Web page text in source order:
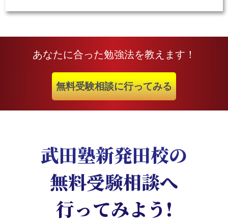
あなたに合った勉強法を教えます！
無料受験相談に行ってみる
武田塾新発田校の
無料受験相談へ
行ってみよう!